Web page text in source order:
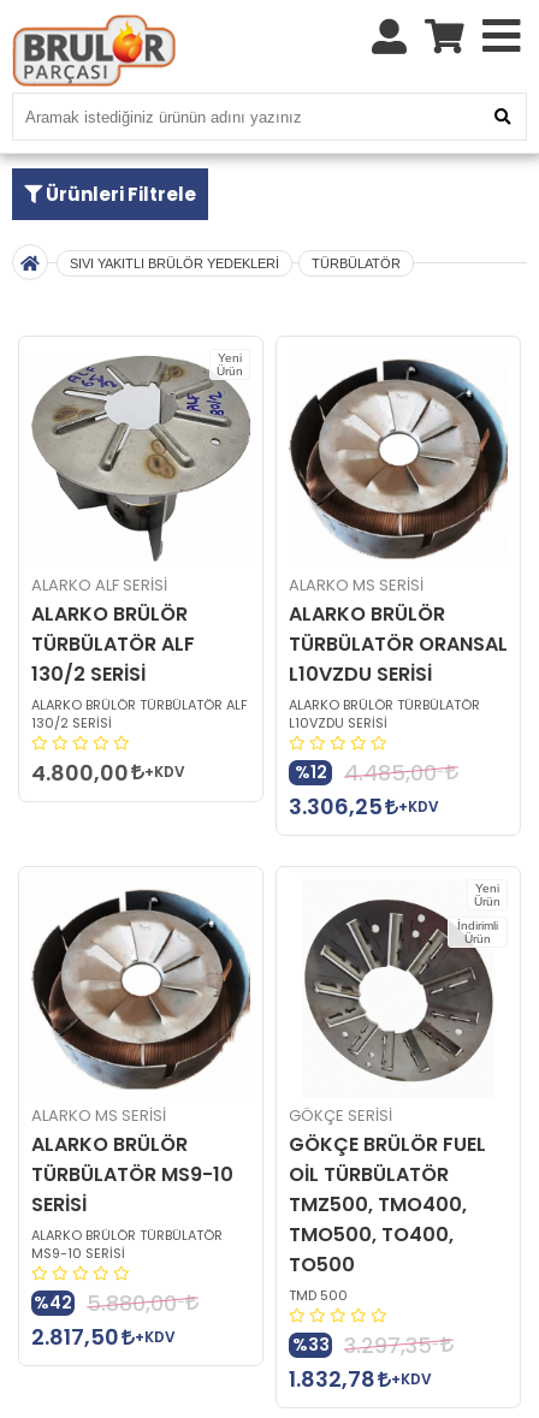
Ürünleri Filtrele
SIVI YAKITLI BRÜLÖR YEDEKLERİ TÜRBÜLATÖR
Yeni
Ürün
ALARKO ALF SERİSİ
ALARKO BRÜLÖR
TÜRBÜLATÖR ALF
130/2 SERİSİ
ALARKO BRÜLÖR TÜRBÜLATÖR ALF
130/2 SERİSİ
4.800,00 +KDV
ALARKO MS SERİSİ
ALARKO BRÜLÖR
TÜRBÜLATÖR ORANSAL
L10VZDU SERİSİ
ALARKO BRÜLÖR TÜRBÜLATÖR
L10VZDU SERİSİ
%12
4.485,00
3.306,25
+KDV
ALARKO MS SERİSİ
ALARKO BRÜLÖR
TÜRBÜLATÖR MS9-10
SERİSİ
ALARKO BRÜLÖR TÜRBÜLATÖR
MS9-10 SERİSİ
%42
5.880,00
2.817,50
+KDV
Yeni
Ürün
İndirimli
Ürün
GÖKÇE SERİSİ
GÖKÇE BRÜLÖR FUEL
OİL TÜRBÜLATÖR
TMZ500, TMO400,
TMO500, TO400,
TO500
TMD 500
%33
3.297,35
1.832,78
+KDV